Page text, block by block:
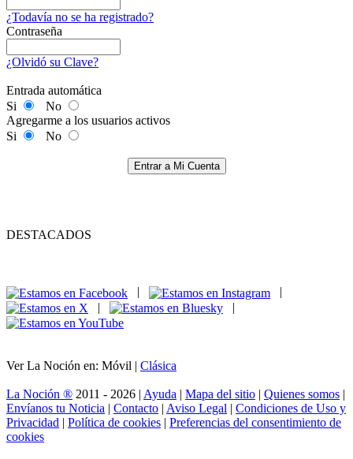
¿Todavía no se ha registrado?
Contraseña
¿Olvidó su Clave?
Entrada automática
Si
No
Agregarme a los usuarios activos
Si
No
Entrar a Mi Cuenta
DESTACADOS
|
|
Ver La Noción en: Móvil | Clásica
La Noción ® 2011 - 2026 | Ayuda | Mapa del sitio | Quienes somos |
Envíanos tu Noticia | Contacto | Aviso Legal | Condiciones de Uso y
Privacidad | Política de cookies | Preferencias del consentimiento de
cookies